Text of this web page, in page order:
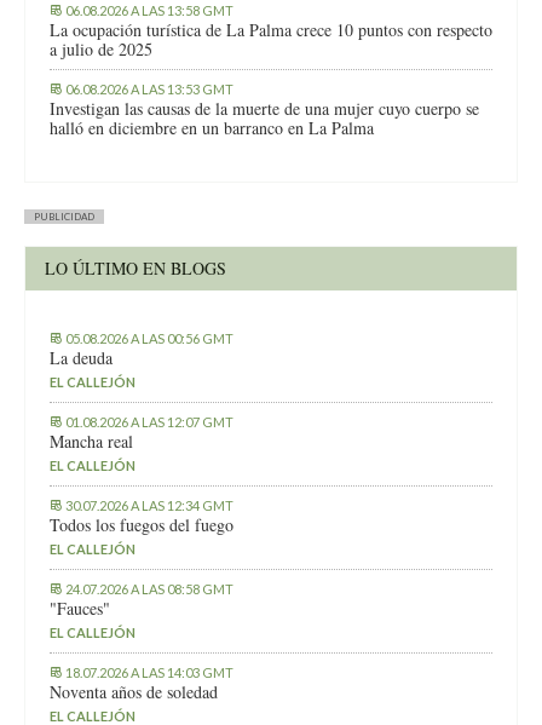
06.08.2026 A LAS 13:58 GMT
La ocupación turística de La Palma crece 10 puntos con respecto
a julio de 2025
06.08.2026 A LAS 13:53 GMT
Investigan las causas de la muerte de una mujer cuyo cuerpo se
halló en diciembre en un barranco en La Palma
PUBLICIDAD
LO ÚLTIMO EN BLOGS
05.08.2026 A LAS 00:56 GMT
La deuda
EL CALLEJÓN
01.08.2026 A LAS 12:07 GMT
Mancha real
EL CALLEJÓN
30.07.2026 A LAS 12:34 GMT
Todos los fuegos del fuego
EL CALLEJÓN
24.07.2026 A LAS 08:58 GMT
"Fauces"
EL CALLEJÓN
18.07.2026 A LAS 14:03 GMT
Noventa años de soledad
EL CALLEJÓN